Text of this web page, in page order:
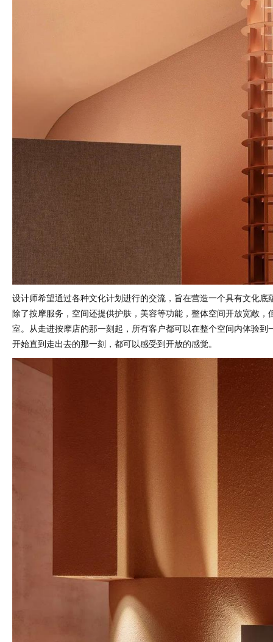
设计师希望通过各种文化计划进行的交流，旨在营造一个具有文化底
除了按摩服务，空间还提供护肤，美容等功能，整体空间开放宽敞，
室。从走进按摩店的那一刻起，所有客户都可以在整个空间内体验到
开始直到走出去的那一刻，都可以感受到开放的感觉。